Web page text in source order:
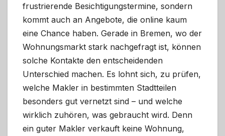
frustrierende Besichtigungstermine, sondern
kommt auch an Angebote, die online kaum
eine Chance haben. Gerade in Bremen, wo der
Wohnungsmarkt stark nachgefragt ist, können
solche Kontakte den entscheidenden
Unterschied machen. Es lohnt sich, zu prüfen,
welche Makler in bestimmten Stadtteilen
besonders gut vernetzt sind – und welche
wirklich zuhören, was gebraucht wird. Denn
ein guter Makler verkauft keine Wohnung,